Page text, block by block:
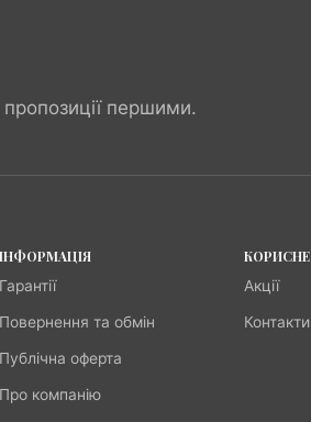
пропозиції першими.
ІНФОРМАЦІЯ
Гарантії
Повернення та обмін
Публічна оферта
Про компанію
КОРИСНЕ
Акції
Контакти